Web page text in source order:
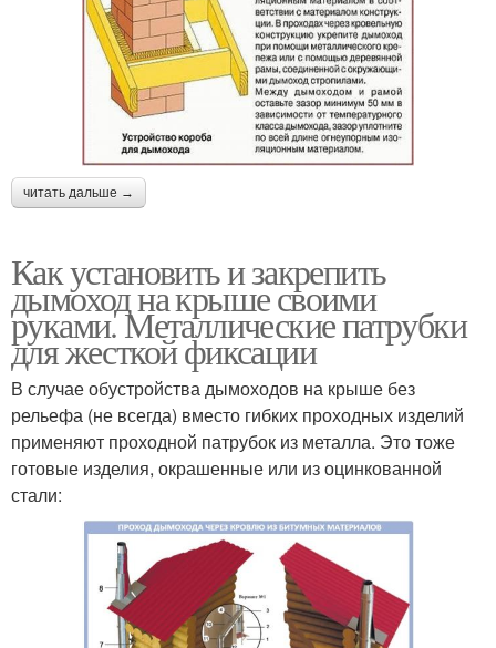
читать дальше →
Как установить и закрепить
дымоход на крыше своими
руками. Металлические патрубки
для жесткой фиксации
В случае обустройства дымоходов на крыше без
рельефа (не всегда) вместо гибких проходных изделий
применяют проходной патрубок из металла. Это тоже
готовые изделия, окрашенные или из оцинкованной
стали: